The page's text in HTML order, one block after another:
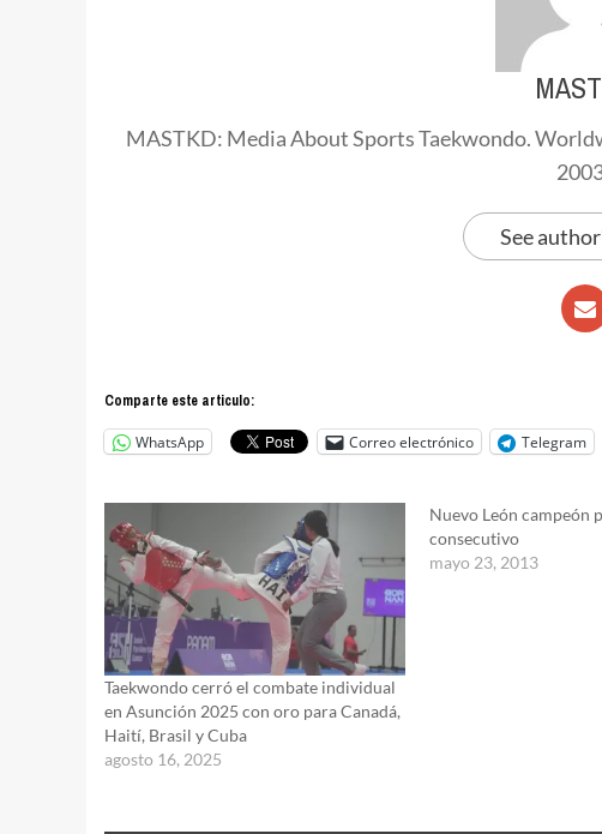
MASTKD: Media About Sports Taekwondo.
See
Comparte este articulo:
WhatsApp Correo electrónico Telegram
Taekwondo cerró el combate individual
en Asunción 2025 con oro para Canadá,
Haití, Brasil y Cuba
agosto 16, 2025
Nuevo León campeón
consecutivo
mayo 23, 2013